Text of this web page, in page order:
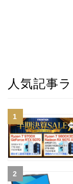
人気記事